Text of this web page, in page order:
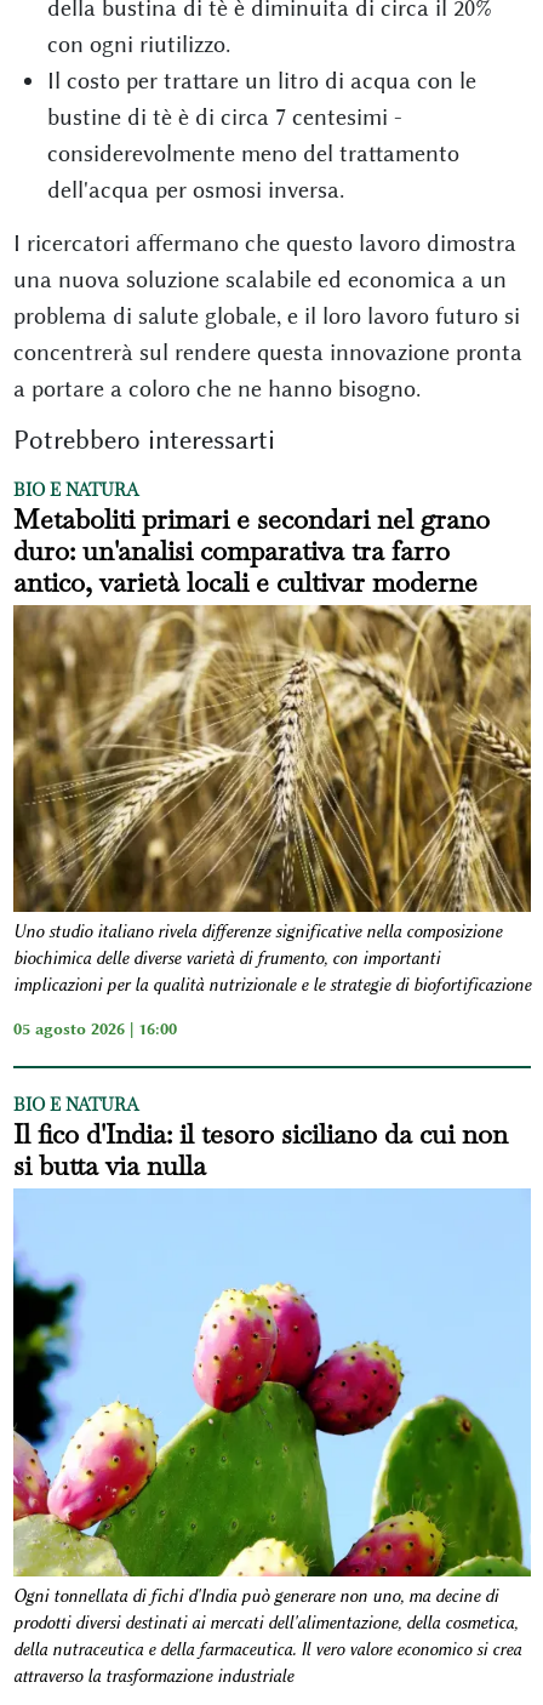
della bustina di tè è diminuita di circa il 20%
con ogni riutilizzo.
Il costo per trattare un litro di acqua con le
bustine di tè è di circa 7 centesimi -
considerevolmente meno del trattamento
dell'acqua per osmosi inversa.
I ricercatori affermano che questo lavoro dimostra
una nuova soluzione scalabile ed economica a un
problema di salute globale, e il loro lavoro futuro si
concentrerà sul rendere questa innovazione pronta
a portare a coloro che ne hanno bisogno.
Potrebbero interessarti
BIO E NATURA
Metaboliti primari e secondari nel grano
duro: un'analisi comparativa tra farro
antico, varietà locali e cultivar moderne
Uno studio italiano rivela differenze significative nella composizione
biochimica delle diverse varietà di frumento, con importanti
implicazioni per la qualità nutrizionale e le strategie di biofortificazione
05 agosto 2026 | 16:00
BIO E NATURA
Il fico d'India: il tesoro siciliano da cui non
si butta via nulla
Ogni tonnellata di fichi d'India può generare non uno, ma decine di
prodotti diversi destinati ai mercati dell'alimentazione, della cosmetica,
della nutraceutica e della farmaceutica. Il vero valore economico si crea
attraverso la trasformazione industriale